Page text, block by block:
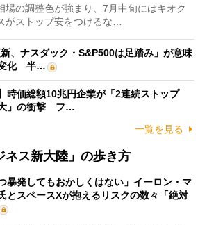
の調整色が強まり、7月中旬にはキオク
がストップ安をつけるな…
新、ナスダック・S&P500は足踏み」が意味
変化 半…
時価総額10兆円企業が「2連続ストップ
」の衝撃 フ…
一覧を見る
ネス新大陸」の歩き方
つ暴発してもおかしくはない」イーロン・マ
とスペースXが抱えるリスクの数々「絶対